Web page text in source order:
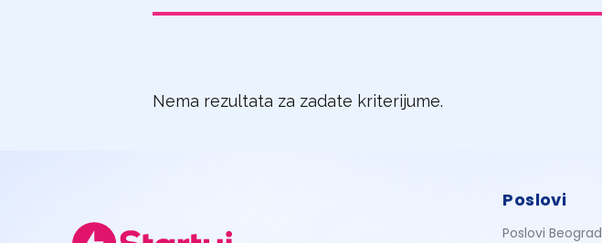
Nema rezultata za zadate kriterijume.
Poslovi
Poslovi Beograd